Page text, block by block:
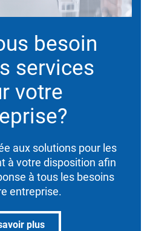
besoin
services
votre
aux solutions pour les
à votre disposition afin
à tous les besoins
entreprise.
plus